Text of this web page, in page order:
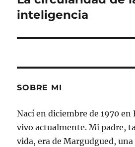
siguiente:
inteligencia
SOBRE MI
Nací en diciembre de 1970 en
vivo actualmente. Mi padre,
vida, era de Margudgued,